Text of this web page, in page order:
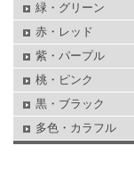
緑・グリーン
赤・レッド
紫・パープル
桃・ピンク
黒・ブラック
多色・カラフル